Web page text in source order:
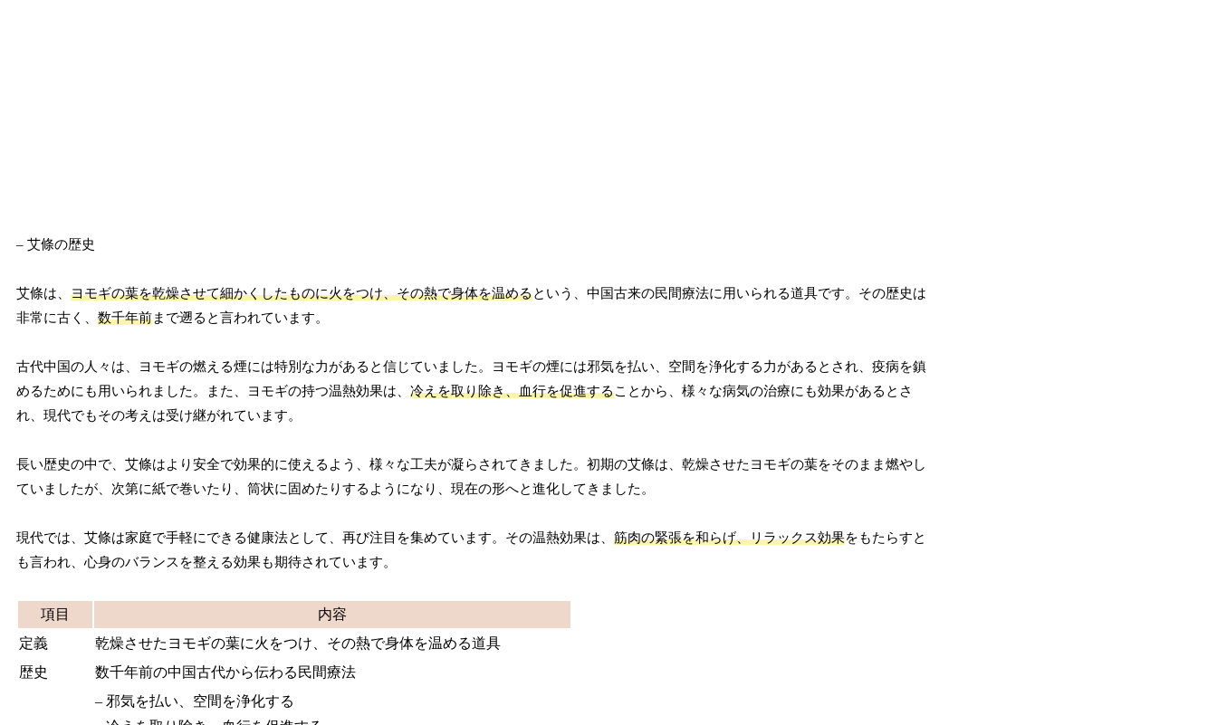
– 艾條の歴史
艾條は、 ヨモギの葉を乾燥させて細かくしたものに火をつけ、その熱で身体を温めるという、中国古来の民間療法に用いられる道具です。その歴史は
非常に古く、 数千年前まで遡ると言われています。
古代中国の人々は、ヨモギの燃える煙には特別な力があると信じていました。ヨモギの煙には邪気を払い、空間を浄化する力があるとされ、疫病を鎮
めるためにも用いられました。また、ヨモギの持つ温熱効果は、 冷えを取り除き、血行を促進することから、様々な病気の治療にも効果があるとさ
れ、現代でもその考えは受け継がれています。
長い歴史の中で、艾條はより安全で効果的に使えるよう、様々な工夫が凝らされてきました。初期の艾條は、乾燥させたヨモギの葉をそのまま燃やし
ていましたが、次第に紙で巻いたり、筒状に固めたりするようになり、現在の形へと進化してきました。
現代では、艾條は家庭で手軽にできる健康法として、再び注目を集めています。その温熱効果は、 筋肉の緊張を和らげ、リラックス効果をもたらすと
も言われ、心身のバランスを整える効果も期待されています。
項目
内容
定義
乾燥させたヨモギの葉に火をつけ、その熱で身体を温める道具
歴史
数千年前の中国古代から伝わる民間療法
– 邪気を払い、空間を浄化する